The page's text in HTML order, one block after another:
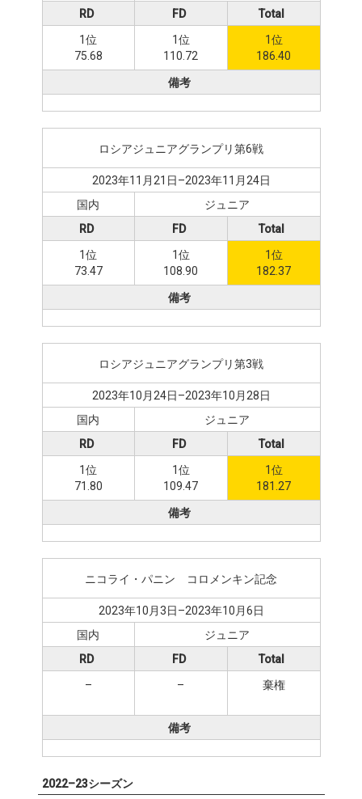
RD
1位
75.68
FD
1位
110.72
Total
1位
186.40
備考
ロシアジュニアグランプリ第6戦
2023年11月21日–2023年11月24日
国内
ジュニア
RD
1位
73.47
FD
1位
108.90
Total
1位
182.37
備考
ロシアジュニアグランプリ第3戦
2023年10月24日–2023年10月28日
国内
ジュニア
RD
1位
71.80
FD
1位
109.47
Total
1位
181.27
備考
ニコライ・パニン゠コロメンキン記念
2023年10月3日–2023年10月6日
国内
ジュニア
RD
–
FD
–
Total
棄権
備考
2022–23シーズン